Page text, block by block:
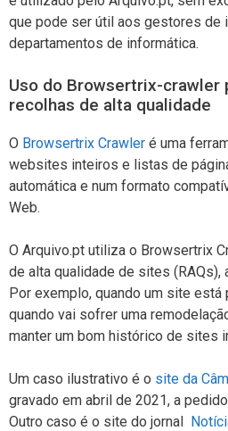
que pode ser útil aos gestores de
departamentos de informática.
Uso do Browsertrix-crawler
recolhas de alta qualidade
O Browsertrix Crawler é uma
websites inteiros e listas de
automática e num formato
Web.
O Arquivo.pt utiliza o Browsertrix
de alta qualidade de sites (RAQs),
Por exemplo, quando um site está
quando vai sofrer uma
manter um bom histórico de sites
Um caso ilustrativo é o site da
gravado em abril de 2021, a
Outro caso é o site do jornal